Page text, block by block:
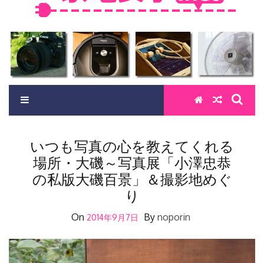
いつも写真の心を教えてくれる
場所・大磯～写真展「小澤忠恭
の私版大磯百景」＆撮影地めぐ
り
On 2014年9月7日 By noporin